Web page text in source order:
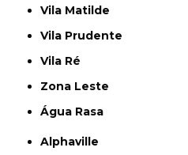
Vila Matilde
Vila Prudente
Vila Ré
Zona Leste
Água Rasa
Alphaville